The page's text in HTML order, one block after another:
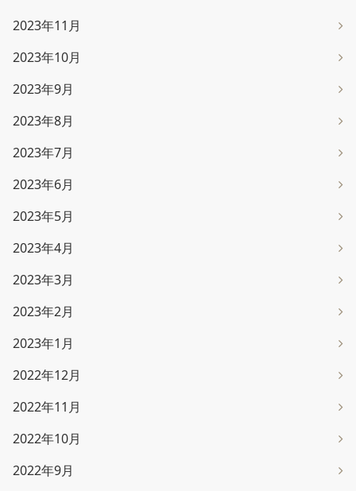
2023年11月
2023年10月
2023年9月
2023年8月
2023年7月
2023年6月
2023年5月
2023年4月
2023年3月
2023年2月
2023年1月
2022年12月
2022年11月
2022年10月
2022年9月